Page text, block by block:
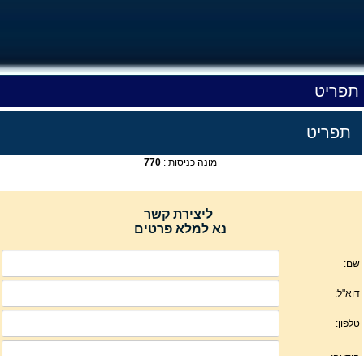
תפריט
תפריט
מונה כניסות : 770
ליצירת קשר
נא למלא פרטים